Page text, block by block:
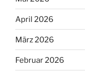
April 2026
März 2026
Februar 2026